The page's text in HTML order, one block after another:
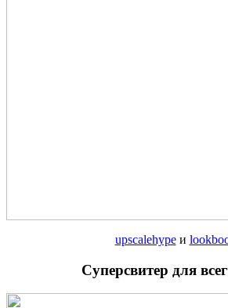
upscalehypeи
Суперсвитер для